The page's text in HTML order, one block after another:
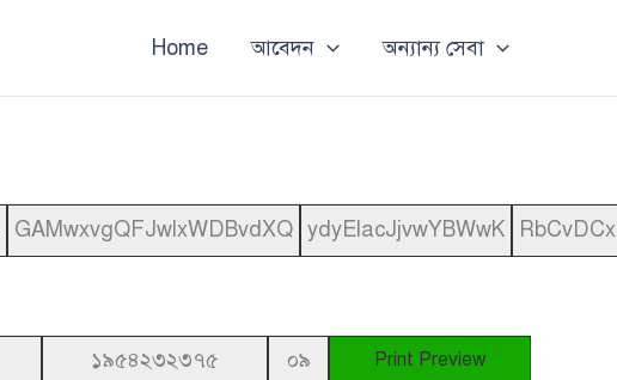
Home আবেদন অন্যান্য সেবা
GAMwxvgQFJwlxWDBvdXQ ydyElacJjvwYBWwK
১৯৫৪২৩২৩৭৫ ০৯ Print Preview